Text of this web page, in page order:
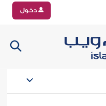
دخول